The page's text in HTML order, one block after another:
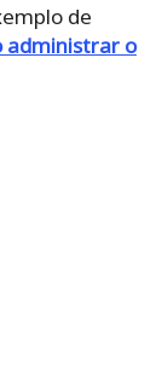
de
administrar o